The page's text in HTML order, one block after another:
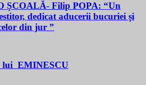
ȘCOALĂ- Filip POPA: “Un
dedicat aducerii bucuriei și
din jur ”
EMINESCU